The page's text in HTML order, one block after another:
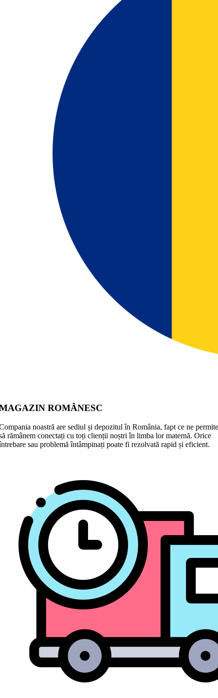
ROMÂNESC
noastră are sediul și depozitul în România, fapt ce ne permite
rămânem conectați cu toți clienții noștri în limba lor maternă. Orice
sau problemă întâmpinați poate fi rezolvată rapid și eficient.